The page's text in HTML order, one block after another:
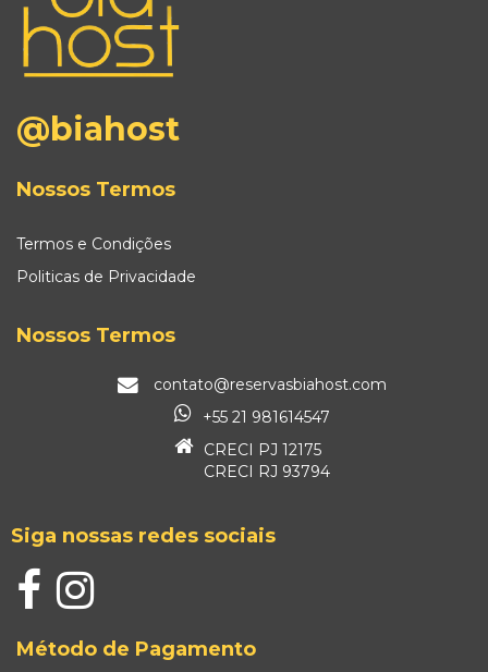
@biahost
Nossos Termos
Termos e Condições
Politicas de Privacidade
Nossos Termos
contato@reservasbiahost.com
+55 21 981614547
CRECI PJ 12175
CRECI RJ 93794
Siga nossas redes sociais
Método de Pagamento